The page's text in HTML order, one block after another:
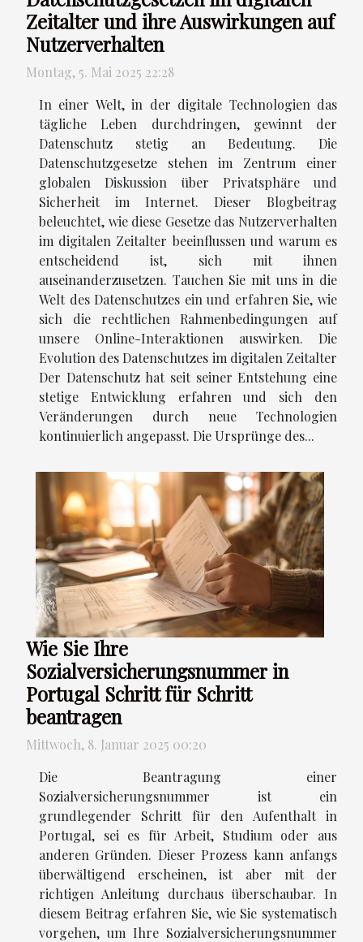
Zeitalter und ihre Auswirkungen auf
Nutzerverhalten
Montag, 5. Mai 2025 22:28
In einer Welt, in der digitale Technologien das
tägliche Leben durchdringen, gewinnt der
Datenschutz stetig an Bedeutung. Die
Datenschutzgesetze stehen im Zentrum einer
globalen Diskussion über Privatsphäre und
Sicherheit im Internet. Dieser Blogbeitrag
beleuchtet, wie diese Gesetze das Nutzerverhalten
im digitalen Zeitalter beeinflussen und warum es
entscheidend ist, sich mit ihnen
auseinanderzusetzen. Tauchen Sie mit uns in die
Welt des Datenschutzes ein und erfahren Sie, wie
sich die rechtlichen Rahmenbedingungen auf
unsere Online-Interaktionen auswirken. Die
Evolution des Datenschutzes im digitalen Zeitalter
Der Datenschutz hat seit seiner Entstehung eine
stetige Entwicklung erfahren und sich den
Veränderungen durch neue Technologien
kontinuierlich angepasst. Die Ursprünge des...
Wie Sie Ihre
Sozialversicherungsnummer in
Portugal Schritt für Schritt
beantragen
Mittwoch, 8. Januar 2025 00:20
Die Beantragung einer
Sozialversicherungsnummer ist ein
grundlegender Schritt für den Aufenthalt in
Portugal, sei es für Arbeit, Studium oder aus
anderen Gründen. Dieser Prozess kann anfangs
überwältigend erscheinen, ist aber mit der
richtigen Anleitung durchaus überschaubar. In
diesem Beitrag erfahren Sie, wie Sie systematisch
vorgehen, um Ihre Sozialversicherungsnummer